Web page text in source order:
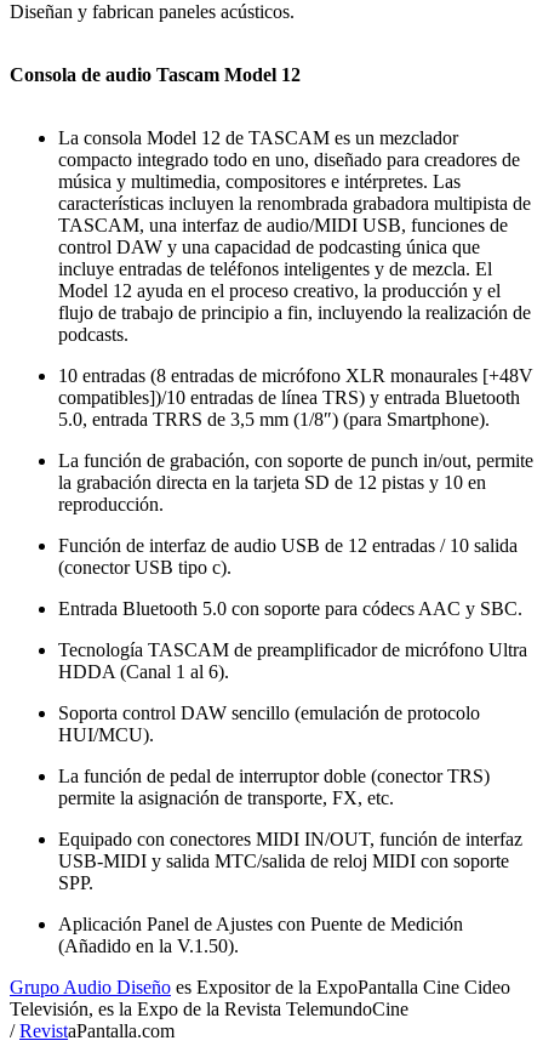
Diseñan y fabrican paneles acústicos.
Consola de audio Tascam Model 12
La consola Model 12 de TASCAM es un mezclador
compacto integrado todo en uno, diseñado para creadores de
música y multimedia, compositores e intérpretes. Las
características incluyen la renombrada grabadora multipista de
TASCAM, una interfaz de audio/MIDI USB, funciones de
control DAW y una capacidad de podcasting única que
incluye entradas de teléfonos inteligentes y de mezcla. El
Model 12 ayuda en el proceso creativo, la producción y el
flujo de trabajo de principio a fin, incluyendo la realización de
podcasts.
10 entradas (8 entradas de micrófono XLR monaurales [+48V
compatibles])/10 entradas de línea TRS) y entrada Bluetooth
5.0, entrada TRRS de 3,5 mm (1/8″) (para Smartphone).
La función de grabación, con soporte de punch in/out, permite
la grabación directa en la tarjeta SD de 12 pistas y 10 en
reproducción.
Función de interfaz de audio USB de 12 entradas / 10 salida
(conector USB tipo c).
Entrada Bluetooth 5.0 con soporte para códecs AAC y SBC.
Tecnología TASCAM de preamplificador de micrófono Ultra
HDDA (Canal 1 al 6).
Soporta control DAW sencillo (emulación de protocolo
HUI/MCU).
La función de pedal de interruptor doble (conector TRS)
permite la asignación de transporte, FX, etc.
Equipado con conectores MIDI IN/OUT, función de interfaz
USB-MIDI y salida MTC/salida de reloj MIDI con soporte
SPP.
Aplicación Panel de Ajustes con Puente de Medición
(Añadido en la V.1.50).
Grupo Audio Diseño es Expositor de la ExpoPantalla Cine Cideo
Televisión, es la Expo de la Revista TelemundoCine
/RevistaPantalla.com